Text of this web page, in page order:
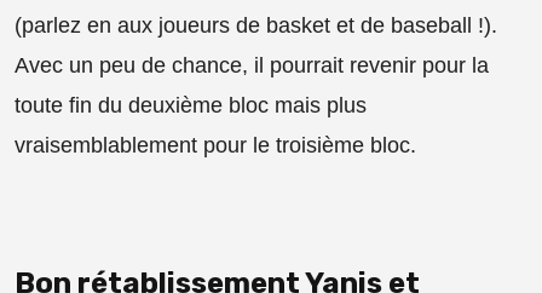
(parlez en aux joueurs de basket et de baseball !).
Avec un peu de chance, il pourrait revenir pour la
toute fin du deuxième bloc mais plus
vraisemblablement pour le troisième bloc.
Bon rétablissement Yanis et